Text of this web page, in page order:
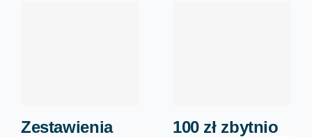
Zestawienia
100 zł zbytnio